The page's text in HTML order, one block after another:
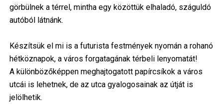
görbülnek a térrel, mintha egy közöttük elhaladó, száguldó
autóból látnánk.
Készítsük el mi is a futurista festmények nyomán a rohanó
hétköznapok, a város forgatagának térbeli lenyomatát!
A különbözőképpen meghajtogatott papírcsíkok a város
utcái is lehetnek, de az utca gyalogosainak az útját is
jelölhetik.